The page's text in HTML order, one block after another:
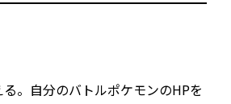
。自分のバトルポケモンのHPを